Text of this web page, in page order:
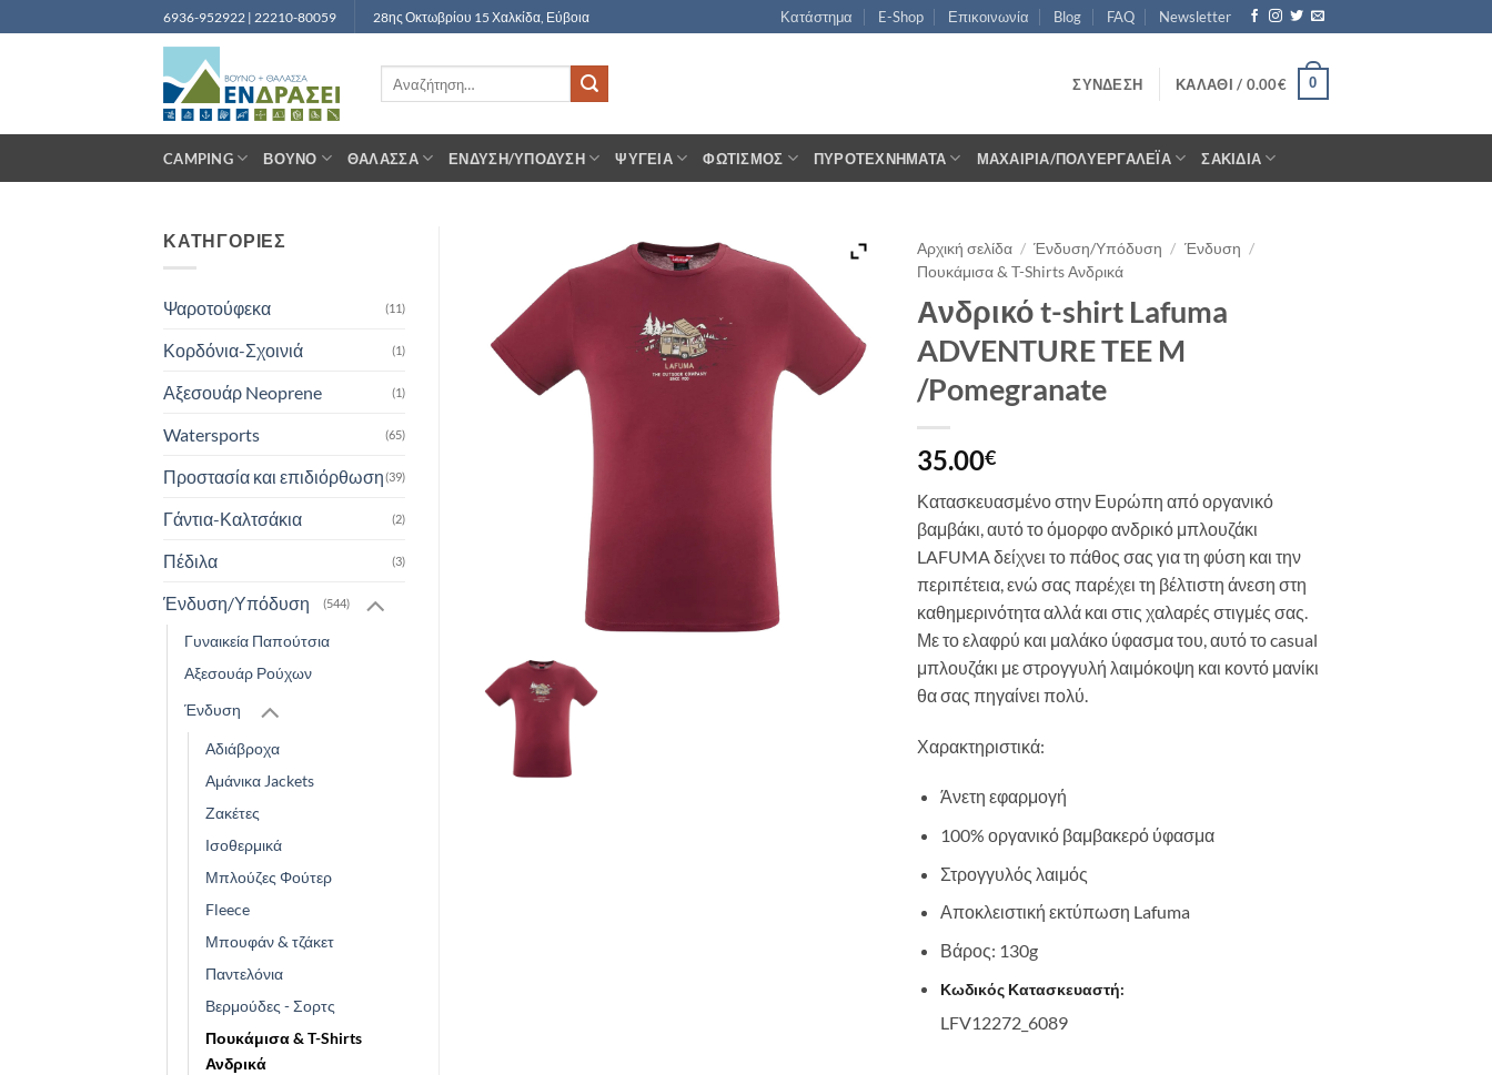
στο
6936-952922 | 22210-80059 28ης Οκτωβρίου 15 Χαλκίδα, Εύβοια Κατάστημα E-Shop Επικοινωνία Blog FAQ Newsletter
ΣΎΝΔΕΣΗ ΚΑΛΆΘΙ / 0.00€ 0
CAMPING ΒΟΥΝΌ ΘΆΛΑΣΣΑ ΈΝΔΥΣΗ/ΥΠΌΔΥΣΗ ΨΥΓΕΊΑ ΦΩΤΙΣΜΌΣ ΠΥΡΟΤΕΧΝΉΜΑΤΑ ΜΑΧΑΊΡΙΑ/ΠΟΛΥΕΡΓΑΛΈΙΑ ΣΑΚΊΔΙΑ
ΚΑΤΗΓΟΡΙΕΣ
Ψαροτούφεκα (11)
Κορδόνια-Σχοινιά (1)
Αξεσουάρ Neoprene (1)
Watersports (65)
Προστασία και επιδιόρθωση(39)
Γάντια-Καλτσάκια (2)
Πέδιλα (3)
Ένδυση/Υπόδυση (544)
Γυναικεία Παπούτσια
Αξεσουάρ Ρούχων
Ένδυση
Αδιάβροχα
Αμάνικα Jackets
Ζακέτες
Ισοθερμικά
Μπλούζες Φούτερ
Fleece
Μπουφάν & τζάκετ
Παντελόνια
Βερμούδες - Σορτς
Πουκάμισα & T-Shirts
Ανδρικά
Αρχική σελίδα / Ένδυση/Υπόδυση / Ένδυση /
Πουκάμισα & T-Shirts Ανδρικά
Ανδρικό t-shirt Lafuma
ADVENTURE TEE M
/Pomegranate
35.00€
Κατασκευασμένο στην Ευρώπη από οργανικό
βαμβάκι, αυτό το όμορφο ανδρικό μπλουζάκι
LAFUMA δείχνει το πάθος σας για τη φύση και την
περιπέτεια, ενώ σας παρέχει τη βέλτιστη άνεση στη
καθημερινότητα αλλά και στις χαλαρές στιγμές σας.
Με το ελαφρύ και μαλάκο ύφασμα του, αυτό το casual
μπλουζάκι με στρογγυλή λαιμόκοψη και κοντό μανίκι
θα σας πηγαίνει πολύ.
Χαρακτηριστικά:
Άνετη εφαρμογή
100% οργανικό βαμβακερό ύφασμα
Στρογγυλός λαιμός
Αποκλειστική εκτύπωση Lafuma
Βάρος: 130g
Κωδικός Κατασκευαστή:
LFV12272_6089